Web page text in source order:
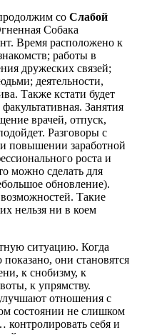
со Слабой
Собака
Время расположено к
работы в
дружеских связей;
деятельности,
Также кстати будет
Занятия
врачей, отпуск,
Разговоры с
повышении заработной
роста и
можно сделать для
обновление).
Такие
нельзя ни в коем
ситуацию. Когда
они становятся
к снобизму, к
к упрямству.
отношения с
состоянии не слишком
себя и